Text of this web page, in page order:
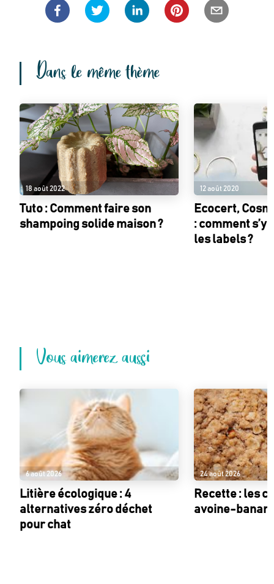
Dans le même thème
18 août 2022
Tuto : Comment faire son
shampoing solide maison ?
12 août 2020
Ecocert,
: comment
les labels ?
Vous aimerez aussi
6 août 2026
Litière écologique : 4
alternatives zéro déchet
pour chat
24 août 2026
Recette : les
avoine-